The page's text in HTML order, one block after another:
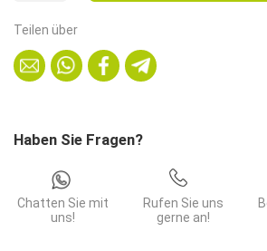
|
Breite
x
Menge
Teilen über
Haben Sie Fragen?
Chatten Sie mit
uns!
Rufen Sie uns
gerne an!